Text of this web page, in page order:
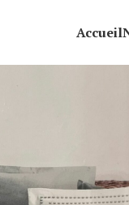
Accueil